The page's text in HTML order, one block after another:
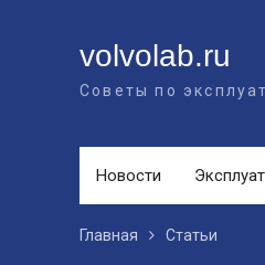
volvolab.ru
Советы по
Новости
Главная Статьи